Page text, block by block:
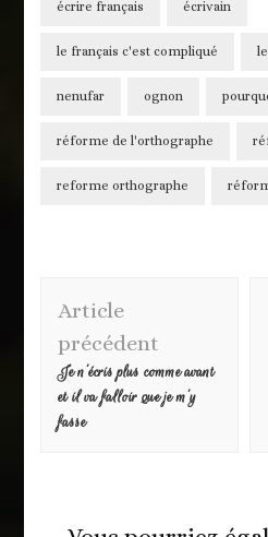
écrire français écrivain
le français c'est compliqué
nenufar ognon
réforme de l'orthographe
reforme orthographe
Navigation
d'article
Article
précédent
Je n’écris plus comme avant
et il va falloir que je m’y
fasse